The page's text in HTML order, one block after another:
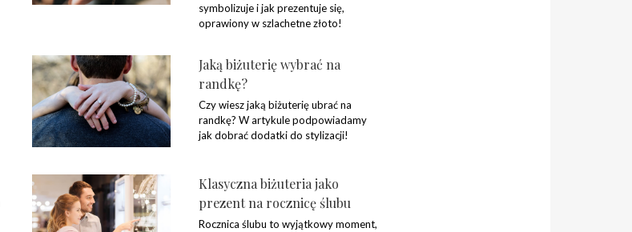
symbolizuje i jak prezentuje się,
oprawiony w szlachetne złoto!
Jaką biżuterię wybrać na
randkę?
Czy wiesz jaką biżuterię ubrać na
randkę? W artykule podpowiadamy
jak dobrać dodatki do stylizacji!
Klasyczna biżuteria jako
prezent na rocznicę ślubu
Rocznica ślubu to wyjątkowy moment,